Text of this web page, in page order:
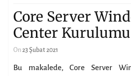
Core Server
Center Kurulumu
On23 Şubat 2021
Bu makalede, Core Server